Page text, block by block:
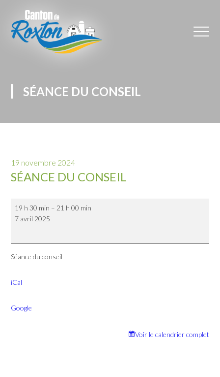
SÉANCE DU CONSEIL
19 novembre 2024
SÉANCE DU CONSEIL
du
conseil
19 h 30 min – 21 h 00 min
7 avril 2025
Séance du conseil
iCal
Google
Voir le calendrier complet